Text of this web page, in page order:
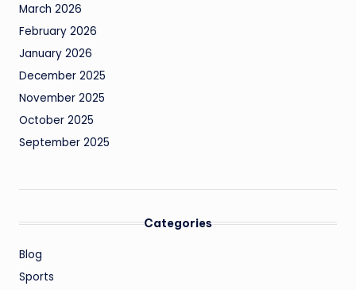
March 2026
February 2026
January 2026
December 2025
November 2025
October 2025
September 2025
Categories
Blog
Sports